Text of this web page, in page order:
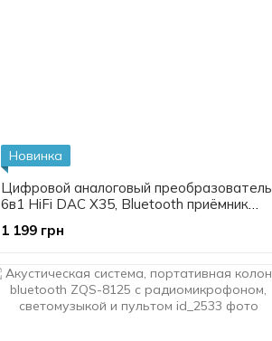
Новинка
Цифровой аналоговый преобразователь
6в1 HiFi DAC X35, Bluetooth приёмник
1 199 грн